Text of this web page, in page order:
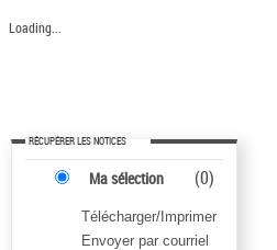
Loading...
RÉCUPÉRER LES NOTICES
Ma sélection (0)
Télécharger/Imprimer
Envoyer par courriel